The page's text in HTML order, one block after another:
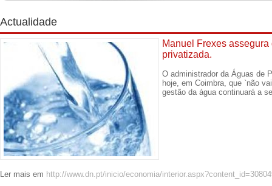
Actualidade
Manuel Frexes
privatizada.
O administrador da Águas de
hoje, em Coimbra, que `não
gestão da água continuará a
Ler mais em http://www.dn.pt/inicio/economia/